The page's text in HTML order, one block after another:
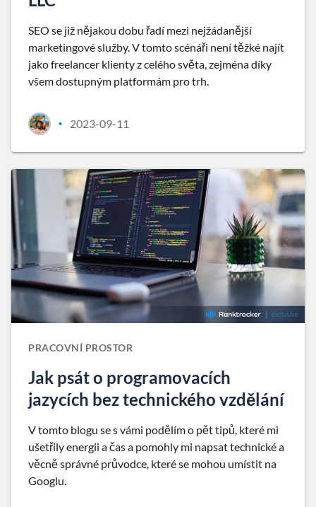
SEO se již nějakou dobu řadí mezi nejžádanější
marketingové služby. V tomto scénáři není těžké najít
jako freelancer klienty z celého světa, zejména díky
všem dostupným platformám pro trh.
• 2023-09-11
PRACOVNÍ PROSTOR
Jak psát o programovacích
jazycích bez technického vzdělání
V tomto blogu se s vámi podělím o pět tipů, které mi
ušetřily energii a čas a pomohly mi napsat technické a
věcně správné průvodce, které se mohou umístit na
Googlu.